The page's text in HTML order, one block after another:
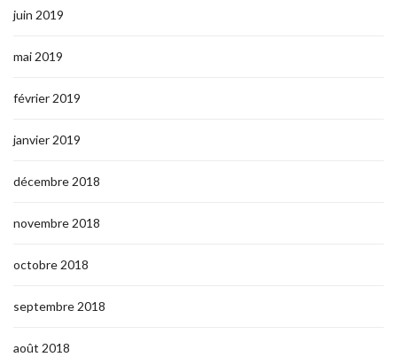
juin 2019
mai 2019
février 2019
janvier 2019
décembre 2018
novembre 2018
octobre 2018
septembre 2018
août 2018